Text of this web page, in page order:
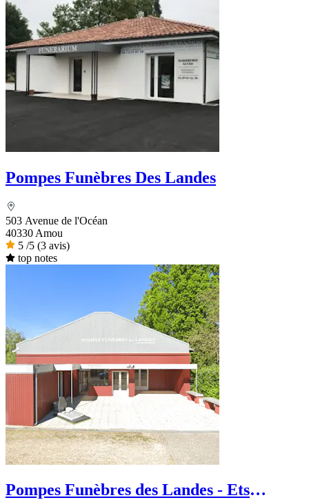
Pompes Funèbres Des Landes
503 Avenue de l'Océan
40330 Amou
5 /5 (3 avis)
top notes
Pompes Funèbres des Landes - Ets